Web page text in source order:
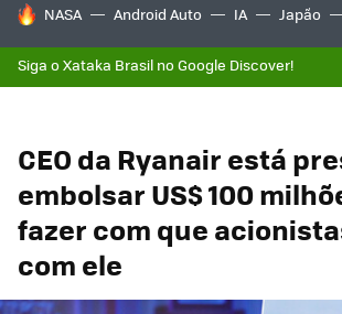
TENDÊNCIAS DO DIA
NASA Android Auto IA Japão
Siga o Xataka Brasil no Google Discover!
CEO da Ryanair está
embolsar US$ 100
fazer com que
com ele